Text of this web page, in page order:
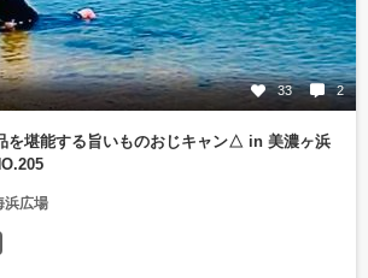
33 2
を堪能する旨いものおじキャン△ in 美濃ヶ浜
浜広場